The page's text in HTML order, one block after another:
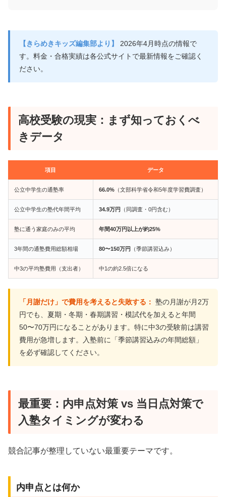
【きらめきキッズ編集部より】
2026年4月時点の情報で
す。料金・合格実績は各公式サイトで最新情報をご確認く
ださい。
高校受験の現実：まず知っておくべ
きデータ
項目 データ
公立中学生の通塾率 66.0% （文部科学省令和5年度学習費調査）
公立中学生の塾代年間平均 34.9万円 （同調査・0円含む）
塾に通う家庭のみの平均 年間40万円以上が約25%
3年間の通塾費用総額相場 80〜150万円 （季節講習込み）
中3の平均塾費用（支出者） 中1の約2.5倍になる
「月謝だけ」で費用を考えると失敗する： 塾の月謝が月2万
円でも、夏期・冬期・春期講習・模試代を加えると年間
50〜70万円になることがあります。特に中3の受験前は講習
費用が急増します。入塾前に「季節講習込みの年間総額」
を必ず確認してください。
最重要：内申点対策 vs 当日点対策で
入塾タイミングが変わる
競合記事が整理していない最重要テーマです。
内申点とは何か